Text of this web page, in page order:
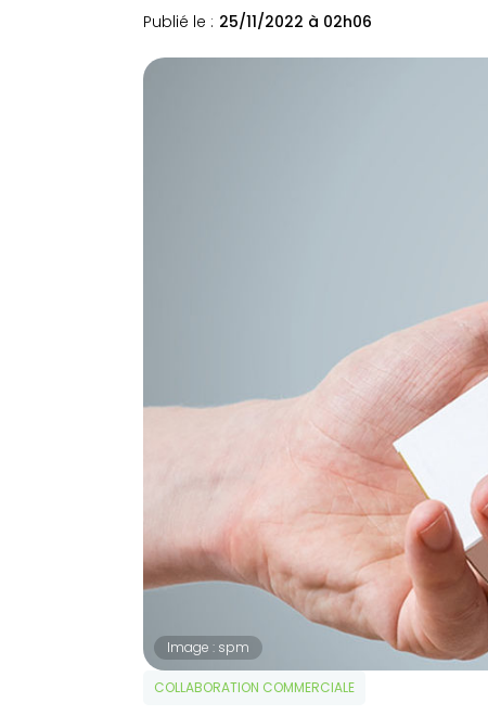
Publié le : 25/11/2022 à 02h06
Image : spm
COLLABORATION COMMERCIALE